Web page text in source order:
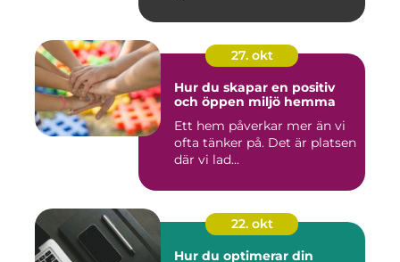
27. okt
Hur du skapar en positiv
och öppen miljö hemma
Ett hem påverkar mer än vi
ofta tänker på. Det är platsen
där vi lad...
22. okt
Hur du optimerar din